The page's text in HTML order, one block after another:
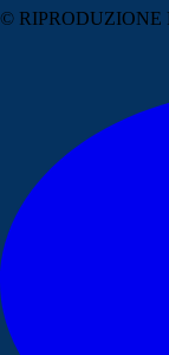
© RIPRODUZIONE